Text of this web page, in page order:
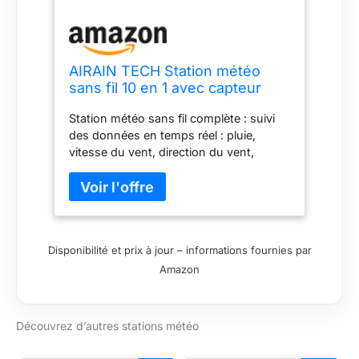
AIRAIN TECH Station météo
sans fil 10 en 1 avec capteur
pilotée, jauge de pluie,
vitesse/direction du vent, phase
de lune, baromètre,
température/humidité,
prévisions
Station météo sans fil complète : suivi
des données en temps réel : pluie,
vitesse du vent, direction du vent,
température et humidité intérieures et
extérieures, et plus encore. Le design
sans fil élimine la connexion manuelle
d'affichage recherchent et appairent
automatiquement. Transmission sans fil
le récepteur extérieur offre à la fois
Disponibilité et prix à jour – informations fournies par
Amazon
Découvrez d’autres stations météo